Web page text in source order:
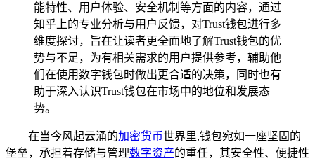
能特性、用户体验、安全机制等方面的内容，通过
知乎上的专业分析与用户反馈，对Trust钱包进行多
维度探讨，旨在让读者更全面地了解Trust钱包的优
势与不足，为有相关需求的用户提供参考，辅助他
们在使用数字钱包时做出更合适的决策，同时也有
助于深入认识Trust钱包在市场中的地位和发展态
势。
在当今风起云涌的加密货币世界里,钱包宛如一座坚固的
堡垒，承担着存储与管理数字资产的重任，其安全性、便捷性